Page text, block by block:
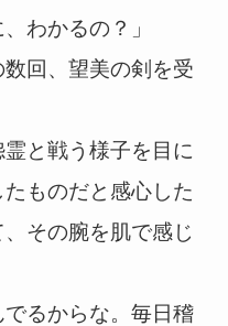
わかるの？」
回、望美の剣を受
と戦う様子を目に
ものだと感心した
その腕を肌で感じ
でるからな。毎日稽